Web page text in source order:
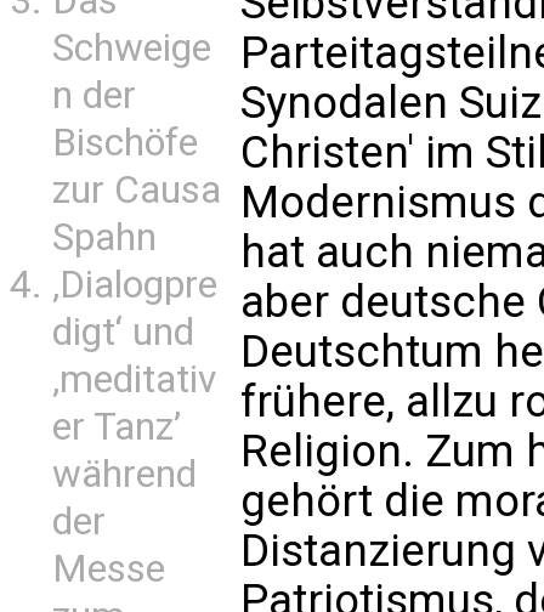
Schweige
n der
Bischöfe
zur Causa
Spahn
‚Dialogpre
digt‘ und
‚meditativ
er Tanz’
während
der
Messe
Synodalen
Christen' im
Modernismus
hat auch
aber deutsche
Deutschtum
frühere, allzu
Religion. Zum
gehört die
Distanzierung
Patriotismus,